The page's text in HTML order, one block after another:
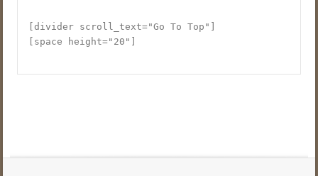
[divider scroll_text="Go To Top"]
[space height="20"]